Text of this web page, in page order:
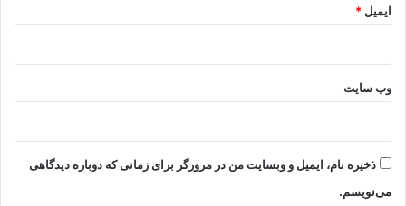
ایمیل *
وب‌ سایت
ذخیره نام، ایمیل و وبسایت من در مرورگر برای زمانی که دوباره دیدگاهی
می‌نویسم.